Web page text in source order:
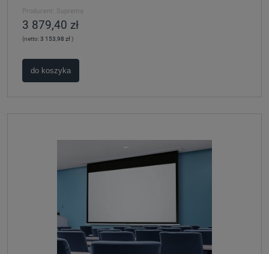
Producent: Suprema
3 879,40 zł
(netto:3 153,98 zł)
do koszyka